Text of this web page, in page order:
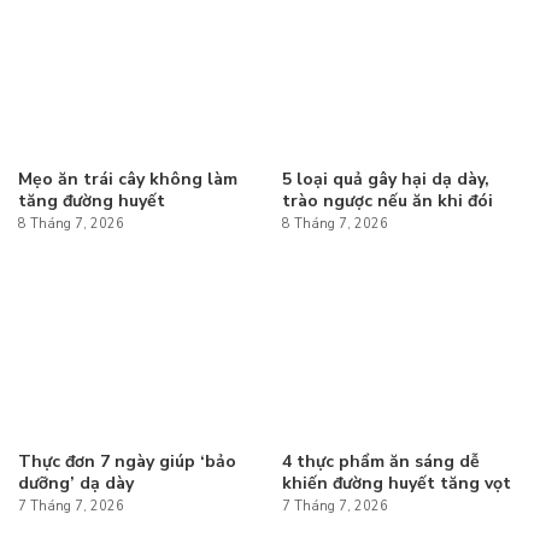
Mẹo ăn trái cây không làm
tăng đường huyết
8 Tháng 7, 2026
5 loại quả gây hại dạ dày,
trào ngược nếu ăn khi đói
8 Tháng 7, 2026
Thực đơn 7 ngày giúp ‘bảo
dưỡng’ dạ dày
7 Tháng 7, 2026
4 thực phẩm ăn sáng dễ
khiến đường huyết tăng vọt
7 Tháng 7, 2026